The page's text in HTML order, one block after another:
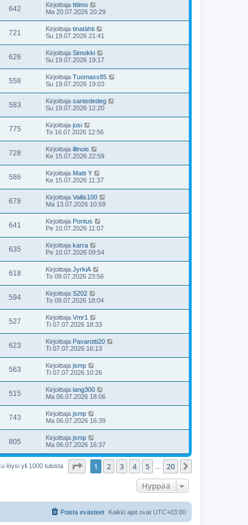
642 Kirjoittaja tttimo
Ma 20.07.2026 20:29
721 Kirjoittaja tinatähti
Su 19.07.2026 21:41
626 Kirjoittaja Simokki
Su 19.07.2026 19:17
558 Kirjoittaja Tuomass85
Su 19.07.2026 19:03
583 Kirjoittaja santededeg
Su 19.07.2026 12:20
775 Kirjoittaja jusi
To 16.07.2026 12:56
728 Kirjoittaja illinois
Ke 15.07.2026 22:59
586 Kirjoittaja Matti Y
Ke 15.07.2026 11:37
678 Kirjoittaja Vailis100
Ma 13.07.2026 10:59
641 Kirjoittaja Pontus
Pe 10.07.2026 11:07
635 Kirjoittaja karra
Pe 10.07.2026 09:54
618 Kirjoittaja JyrkiA
To 09.07.2026 23:56
594 Kirjoittaja S202
To 09.07.2026 18:04
527 Kirjoittaja Vmr1
Ti 07.07.2026 18:33
623 Kirjoittaja Pavarotti20
Ti 07.07.2026 16:13
563 Kirjoittaja jsmp
Ti 07.07.2026 10:26
515 Kirjoittaja lang300
Ma 06.07.2026 18:06
743 Kirjoittaja jsmp
Ma 06.07.2026 16:39
805 Kirjoittaja jsmp
Ma 06.07.2026 16:37
löysi yli 1000 tulosta Sivu 20
1 2 3 4 5 20
Hyppää
Kaikki ajat ovat UTC+03:00
Poista evästeet